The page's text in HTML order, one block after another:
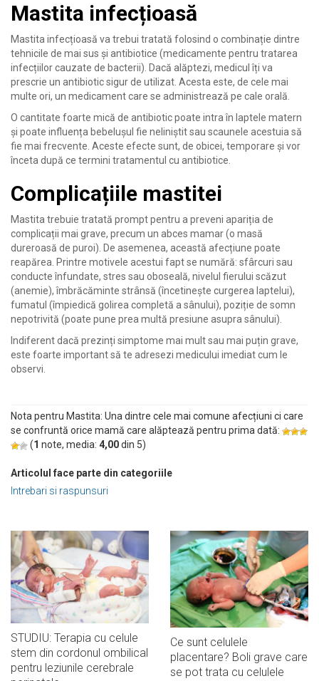
Mastita infecțioasă
Mastita infecțioasă va trebui tratată folosind o combinație dintre
tehnicile de mai sus și antibiotice (medicamente pentru tratarea
infecțiilor cauzate de bacterii). Dacă alăptezi, medicul îți va
prescrie un antibiotic sigur de utilizat. Acesta este, de cele mai
multe ori, un medicament care se administrează pe cale orală.
O cantitate foarte mică de antibiotic poate intra în laptele matern
și poate influența bebelușul fie neliniștit sau scaunele acestuia să
fie mai frecvente. Aceste efecte sunt, de obicei, temporare și vor
înceta după ce termini tratamentul cu antibiotice.
Complicațiile mastitei
Mastita trebuie tratată prompt pentru a preveni apariția de
complicații mai grave, precum un abces mamar (o masă
dureroasă de puroi). De asemenea, această afecțiune poate
reapărea. Printre motivele acestui fapt se numără: sfârcuri sau
conducte înfundate, stres sau oboseală, nivelul fierului scăzut
(anemie), îmbrăcăminte strânsă (încetinește curgerea laptelui),
fumatul (împiedică golirea completă a sânului), poziție de somn
nepotrivită (poate pune prea multă presiune asupra sânului).
Indiferent dacă prezinți simptome mai mult sau mai puțin grave,
este foarte important să te adresezi medicului imediat cum le
observi.
Nota pentru Mastita: Una dintre cele mai comune afecțiuni ci care
se confruntă orice mamă care alăptează pentru prima dată:
(1 note, media: 4,00din 5)
Articolul face parte din categoriile
Intrebari si raspunsuri
STUDIU: Terapia cu celule
stem din cordonul ombilical
pentru leziunile cerebrale
Ce sunt celulele
placentare? Boli grave care
se pot trata cu celulele